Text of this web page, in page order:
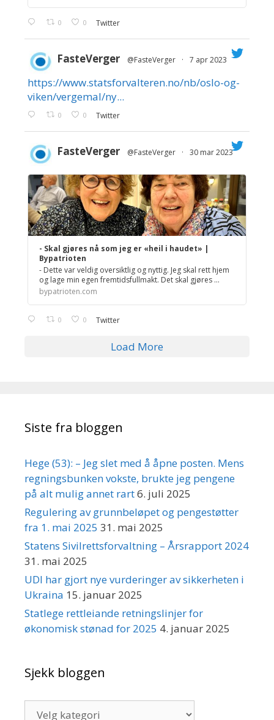
0 0 Twitter
;
FasteVerger @FasteVerger · 7 apr 2023
https://www.statsforvalteren.no/nb/oslo-og-
viken/vergemal/ny...
0 0 Twitter
;
FasteVerger @FasteVerger · 30 mar 2023
- Skal gjøres nå som jeg er «heil i haudet» |
Bypatrioten
- Dette var veldig oversiktlig og nyttig. Jeg skal rett hjem
og lage min egen fremtidsfullmakt. Det skal gjøres ...
bypatrioten.com
0 0 Twitter
Load More
Siste fra bloggen
Hege (53): – Jeg slet med å åpne posten. Mens
regningsbunken vokste, brukte jeg pengene
på alt mulig annet rart6. juli 2025
Regulering av grunnbeløpet og pengestøtter
fra 1. mai 2025 31. mai 2025
Statens Sivilrettsforvaltning – Årsrapport 2024
31. mai 2025
UDI har gjort nye vurderinger av sikkerheten i
Ukraina 15. januar 2025
Statlege rettleiande retningslinjer for
økonomisk stønad for 2025 4. januar 2025
Sjekk bloggen